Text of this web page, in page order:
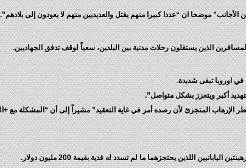
موضحا ان “عددا كبيرا منهم يقتل والعديديين منهم لا يعودون إلى بلادهم”.
الذين يستقلون رحلات مدنية بين البلدين، سعياً لوقف تدفق الجهاديين.
اوروبا تبقى شديدة.
أكبر ويتعزز بشكل متواصل”.
المتجزئ لأن رصده أمر في غاية التعقيد” مشيراً إلى أن “المشكلة مع
اللذين يحتجزهما ما لم تسدد له فدية بقيمة 200 مليون دولار.